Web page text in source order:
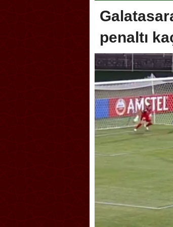
penaltı
Geleneksel Türk Okçuluğu
ev sahipliği yapıyor
Askerlik
karıştırdı!